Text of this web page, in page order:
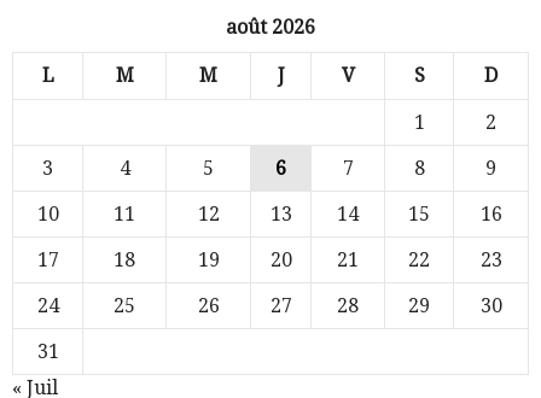
août 2026
L M M J V S D
1
2
3
4 5 6 7 8
9
10
11 12 13 14 15
16
17
18 19 20 21 22
23
24
25 26 27 28 29
30
31
« Juil